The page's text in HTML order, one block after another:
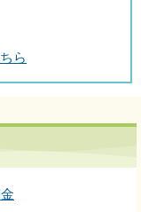
ら